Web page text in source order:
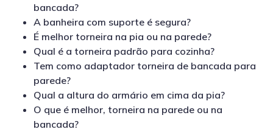
bancada?
A banheira com suporte é segura?
É melhor torneira na pia ou na parede?
Qual é a torneira padrão para cozinha?
Tem como adaptador torneira de bancada para
parede?
Qual a altura do armário em cima da pia?
O que é melhor, torneira na parede ou na
bancada?